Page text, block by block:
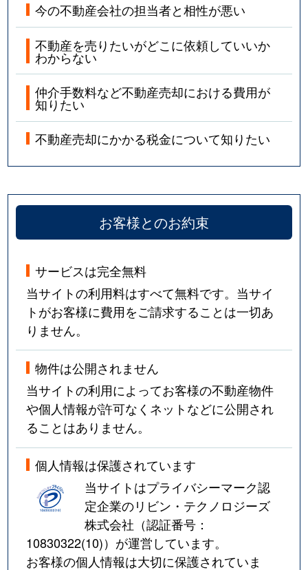
今の不動産会社の担当者と相性が悪い
不動産を売りたいがどこに依頼していいか
わからない
仲介手数料など不動産売却における費用が
知りたい
不動産売却にかかる税金について知りたい
お客様とのお約束
サービスは完全無料
当サイトの利用料はすべて無料です。当サイ
トがお客様に費用をご請求することは一切あ
りません。
物件は公開されません
当サイトの利用によってお客様の不動産物件
や個人情報が許可なくネットなどに公開され
ることはありません。
個人情報は保護されています
当サイトはプライバシーマーク認
定企業のリビン・テクノロジーズ
株式会社（認証番号：
10830322(10)）が運営しています。
お客様の個人情報は大切に保護されていま